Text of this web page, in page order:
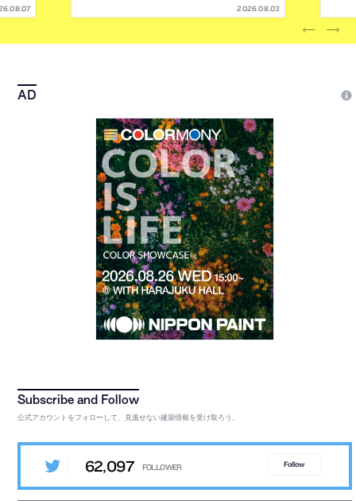
2026.08.03
公式アカウントをフォローして、見逃せない建築情報を受け取ろう。
62,097 Follow